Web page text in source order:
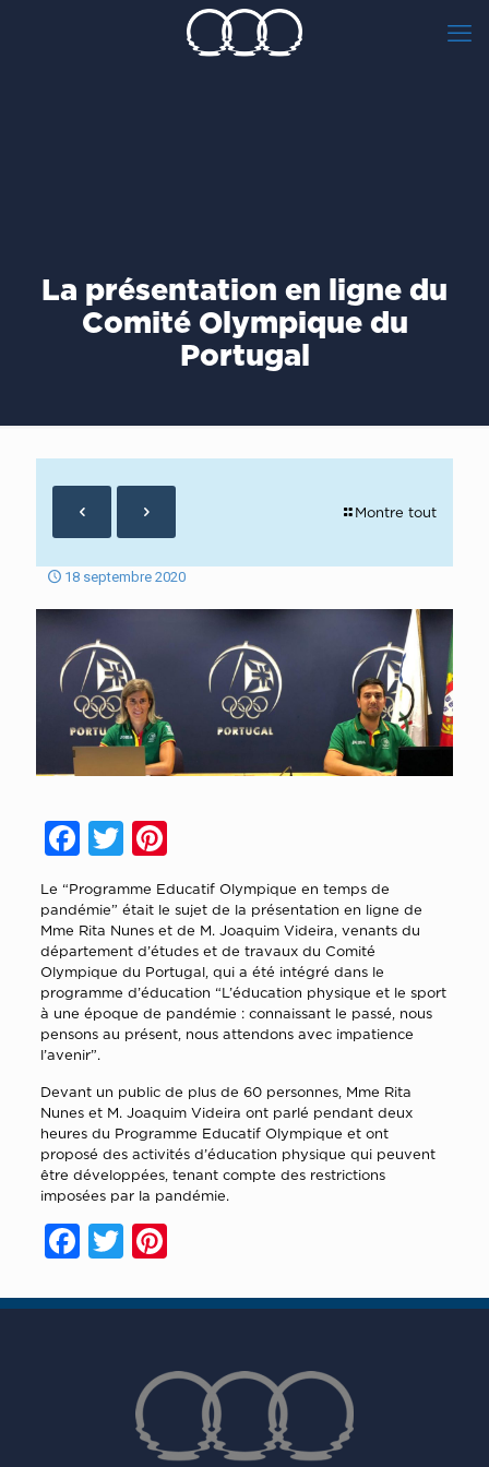
La présentation en ligne du
Comité Olympique du
Portugal
Montre tout
18 septembre 2020
Facebook
TwitterPinterest
Le “Programme Educatif Olympique en temps de
pandémie” était le sujet de la présentation en ligne de
Mme Rita Nunes et de M. Joaquim Videira, venants du
département d’études et de travaux du Comité
Olympique du Portugal, qui a été intégré dans le
programme d’éducation “L’éducation physique et le sport
à une époque de pandémie : connaissant le passé, nous
pensons au présent, nous attendons avec impatience
l’avenir”.
Devant un public de plus de 60 personnes, Mme Rita
Nunes et M. Joaquim Videira ont parlé pendant deux
heures du Programme Educatif Olympique et ont
proposé des activités d’éducation physique qui peuvent
être développées, tenant compte des restrictions
imposées par la pandémie.
Facebook
TwitterPinterest